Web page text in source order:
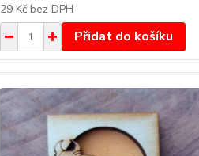
29 Kč bez DPH
Přidat do košíku